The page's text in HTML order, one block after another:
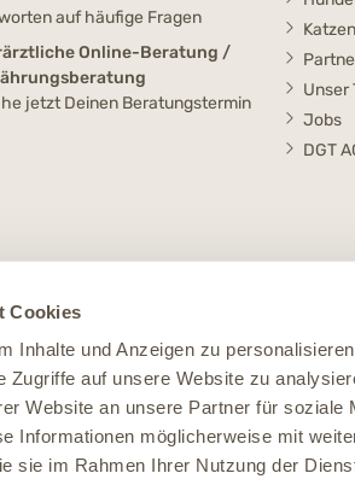
Cookies
Inhalte und Anzeigen zu
Zugriffe auf unsere Website zu
Website an unsere Partner für soziale
Informationen möglicherweise mit
sie im Rahmen Ihrer Nutzung der
auf häufige Fragen
Online-Beratung /
jetzt Deinen Beratungstermin
Unser
Jobs
DGT